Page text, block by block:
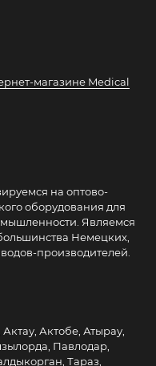
магазине Medical
на оптово-
оборудования для
Являемся
Немецких,
производителей.
Актобе, Атырау,
Павлодар,
Тараз,